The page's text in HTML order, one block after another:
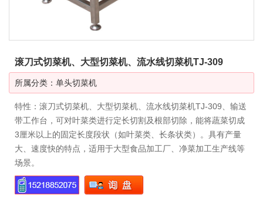
滚刀式切菜机、大型切菜机、流水线切菜机TJ-309
所属分类： 单头切菜机
特性：滚刀式切菜机、大型切菜机、流水线切菜机TJ-309、输送
带工作台，可对叶菜类进行定长切割及根部切除，能将蔬菜切成
3厘米以上的固定长度段状（如叶菜类、长条状类）。具有产量
大、速度快的特点，适用于大型食品加工厂、净菜加工生产线等
场景。